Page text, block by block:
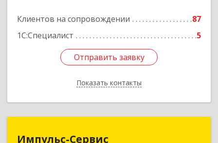
Клиентов на сопровождении
87
1С:Специалист
5
Отправить заявку
Показать контакты
Отправить заявку
Назад
Импульс-Сервис